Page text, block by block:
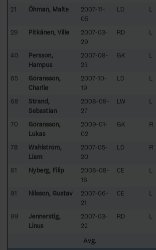
21 Öhman, Malte
2007-11-
05
LD L
29 Pitkänen, Ville
2007-03-
29
RD L
40
Persson,
Hampus
2007-08-
23
GK L
65
Göransson,
Charlie
2007-10-
19
LD L
68
Strand,
Sebastian
2008-09-
27
LW L
70
Göransson,
Lukas
2009-01-
02
GK R
78
Wahlström,
Liam
2007-05-
20
LD R
81 Nyberg, Filip
2008-08-
16
CE L
91 Nilsson, Gustav
2007-06-
21
CE L
99
Jennerstig,
Linus
2007-03-
22
RD L
Avg.